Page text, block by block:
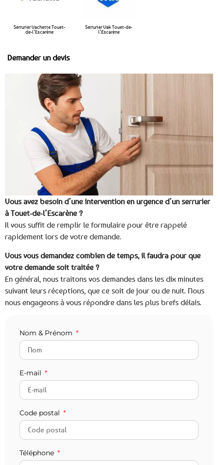
Serrurier Vachette Touet-
de-l’Escarène
Serrurier Vak Touet-de-
l’Escarène
Demander un devis
Vous avez besoin d’une intervention en urgence d’un serrurier
à Touet-de-l’Escarène ?
Il vous suffit de remplir le formulaire pour être rappelé
rapidement lors de votre demande.
Vous vous demandez combien de temps, il faudra pour que
votre demande soit traitée ?
En général, nous traitons vos demandes dans les dix minutes
suivant leurs réceptions, que ce soit de jour ou de nuit. Nous
nous engageons à vous répondre dans les plus brefs délais.
Nom & Prénom
E-mail
Code postal
Téléphone